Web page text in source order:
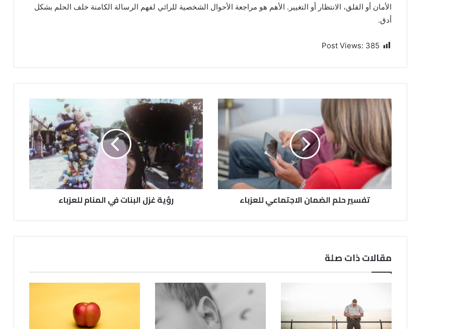
الأمان أو القلق، الانتظار أو التغيير. الأهم هو مراجعة الأحوال الشخصية للرائي لفهم الرسالة الكامنة خلف الحلم بشكل
أدق.
Post Views: 385
تفسير حلم الضمان الاجتماعي للعزباء رؤية غزل البنات في المنام للعزباء
مقالات ذات صلة